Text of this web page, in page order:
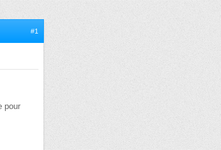
#1
pour